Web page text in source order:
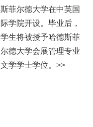
斯菲尔德大学在中英国
际学院开设。毕业后，
学生将被授予哈德斯菲
尔德大学会展管理专业
文学学士学位。 >>